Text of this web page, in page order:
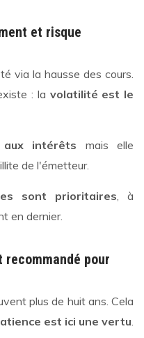
et risque
via la hausse des cours.
: la volatilité est le
intérêts mais elle
de l'émetteur.
sont prioritaires , à
en dernier.
pour
plus de huit ans. Cela
est ici une vertu